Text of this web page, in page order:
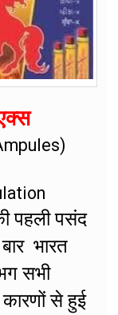
पहली पसंद
बार भारत
सभी
से हुई